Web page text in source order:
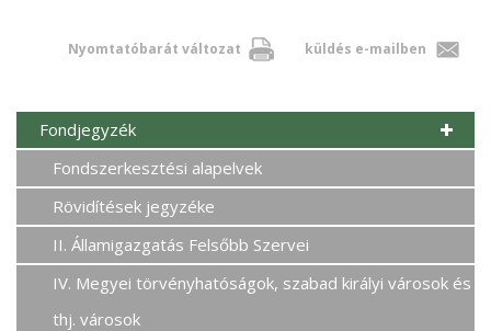
Nyomtatóbarát változat küldés e-mailben
Fondjegyzék
Fondszerkesztési alapelvek
Rövidítések jegyzéke
II. Államigazgatás Felsőbb Szervei
IV. Megyei törvényhatóságok, szabad királyi városok és
thj. városok